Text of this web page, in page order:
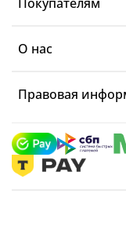
О нас
Правовая